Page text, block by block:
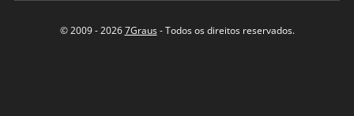
© 2009 - 20267Graus- Todos os direitos reservados.